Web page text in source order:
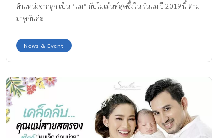
ตำแหน่งจากลูก เป็น “แม่” กับโมเม้นท์สุดซึ้งใน วันแม่ ปี 2019 นี้ ตาม
มาดูกันค่ะ
News & Event